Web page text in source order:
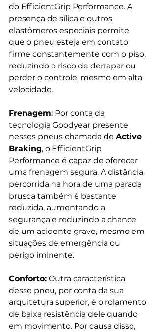
do EfficientGrip Performance. A
presença de sílica e outros
elastômeros especiais permite
que o pneu esteja em contato
firme constantemente com o piso,
reduzindo o risco de derrapar ou
perder o controle, mesmo em alta
velocidade.
Frenagem: Por conta da
tecnologia Goodyear presente
nesses pneus chamada de Active
Braking, o EfficientGrip
Performance é capaz de oferecer
uma frenagem segura. A distância
percorrida na hora de uma parada
brusca também é bastante
reduzida, aumentando a
segurança e reduzindo a chance
de um acidente grave, mesmo em
situações de emergência ou
perigo iminente.
Conforto: Outra característica
desse pneu, por conta da sua
arquitetura superior, é o rolamento
de baixa resistência dele quando
em movimento. Por causa disso,